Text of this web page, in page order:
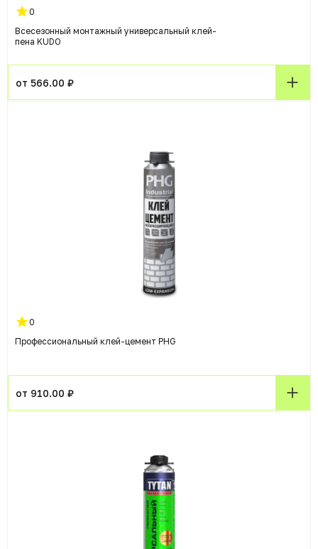
0
Всесезонный монтажный универсальный клей-
пена KUDO
от 566.00 ₽
0
Профессиональный клей-цемент PHG
от 910.00 ₽